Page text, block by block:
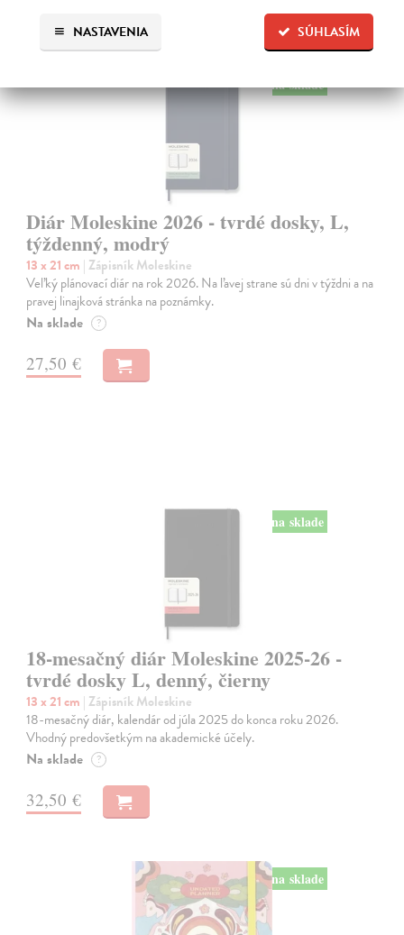
SÚHLASÍM
NASTAVENIA
na sklade
Diár Moleskine 2026 - tvrdé dosky, L,
týždenný, modrý
13 x 21 cm | Zápisník Moleskine
Veľký plánovací diár na rok 2026. Na ľavej strane sú dni v týždni a na
pravej linajková stránka na poznámky.
Na sklade ?
27,50 €
na sklade
18-mesačný diár Moleskine 2025-26 -
tvrdé dosky L, denný, čierny
13 x 21 cm | Zápisník Moleskine
18-mesačný diár, kalendár od júla 2025 do konca roku 2026.
Vhodný predovšetkým na akademické účely.
Na sklade ?
32,50 €
na sklade